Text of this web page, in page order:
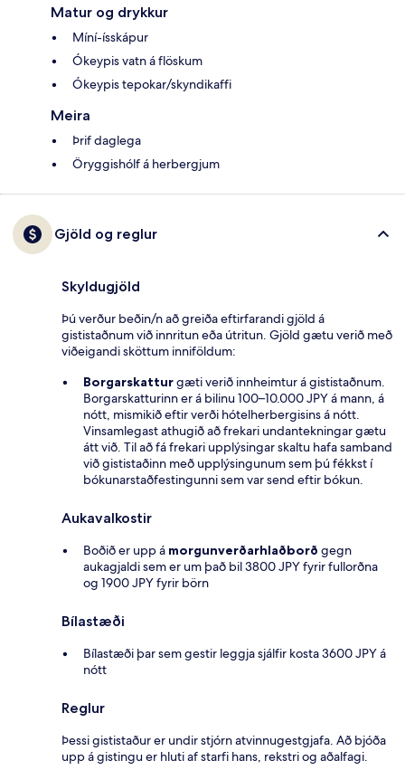
Matur og drykkur
Míní-ísskápur
Ókeypis vatn á flöskum
Ókeypis tepokar/skyndikaffi
Meira
Þrif daglega
Öryggishólf á herbergjum
Gjöld og reglur
Skyldugjöld
Þú verður beðin/n að greiða eftirfarandi gjöld á
gististaðnum við innritun eða útritun. Gjöld gætu verið með
viðeigandi sköttum inniföldum:
Borgarskatturgæti verið innheimtur á gististaðnum.
Borgarskatturinn er á bilinu 100–10.000 JPY á mann, á
nótt, mismikið eftir verði hótelherbergisins á nótt.
Vinsamlegast athugið að frekari undantekningar gætu
átt við. Til að fá frekari upplýsingar skaltu hafa samband
við gististaðinn með upplýsingunum sem þú fékkst í
bókunarstaðfestingunni sem var send eftir bókun.
Aukavalkostir
Boðið er upp á morgunverðarhlaðborð gegn
aukagjaldi sem er um það bil 3800 JPY fyrir fullorðna
og 1900 JPY fyrir börn
Bílastæði
Bílastæði þar sem gestir leggja sjálfir kosta 3600 JPY á
nótt
Reglur
Þessi gististaður er undir stjórn atvinnugestgjafa. Að bjóða
upp á gistingu er hluti af starfi hans, rekstri og aðalfagi.